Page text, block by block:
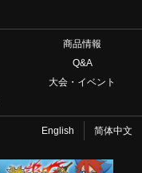
商品情報
Q&A
大会・イベント
English 简体中文